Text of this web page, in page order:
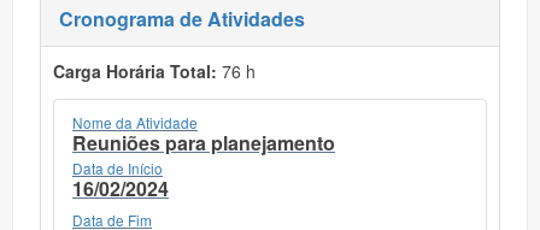
Cronograma de Atividades
Carga Horária Total: 76 h
Nome da Atividade
Reuniões para planejamento
Data de Início
16/02/2024
Data de Fim